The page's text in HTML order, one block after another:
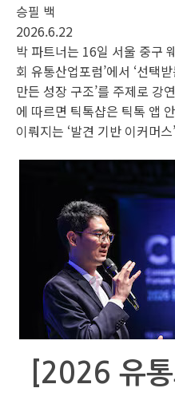
승필 백
2026.6.22
박 파트너는 16일 서울 중구
회 유통산업포럼’에서 ‘선택
만든 성장 구조’를 주제로 강
에 따르면 틱톡샵은 틱톡 앱
이뤄지는 ‘발견 기반 이커머스
[2026 유